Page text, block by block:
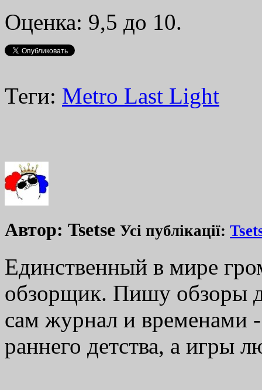
Оценка: 9,5 до 10.
Теги: Metro Last Light
Автор: Tsetse Усі публікації:
Единственный в мире
обзорщик. Пишу обзоры
сам журнал и временами
раннего детства, а игры